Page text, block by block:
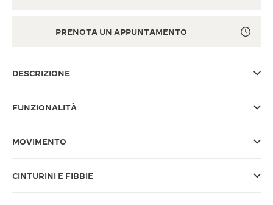
THE DREAM SHAPER
THE STELLAR ODYSSEY
PRENOTA UN APPUNTAMENTO
DESCRIZIONE
FUNZIONALITÀ
MOVIMENTO
CINTURINI E FIBBIE